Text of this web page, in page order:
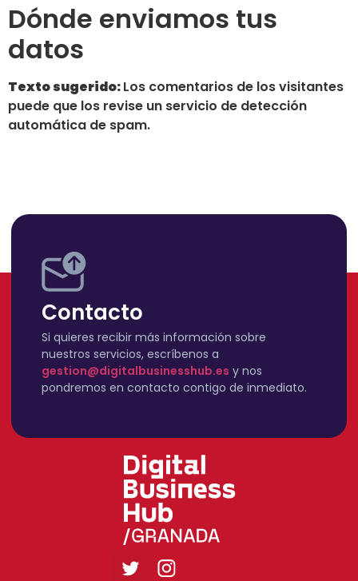
Dónde enviamos tus
datos
Texto sugerido:Los comentarios de los visitantes
puede que los revise un servicio de detección
automática de spam.
Contacto
Si quieres recibir más información sobre
nuestros servicios, escríbenos a
gestion@digitalbusinesshub.es y nos
pondremos en contacto contigo de inmediato.